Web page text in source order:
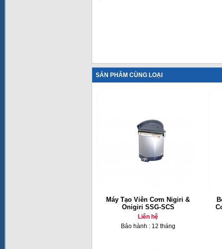
SẢN PHẨM CÙNG LOẠI
Máy Tạo Viên Cơm Nigiri &
Onigiri SSG-SCS
Liên hệ
Bảo hành : 12 tháng